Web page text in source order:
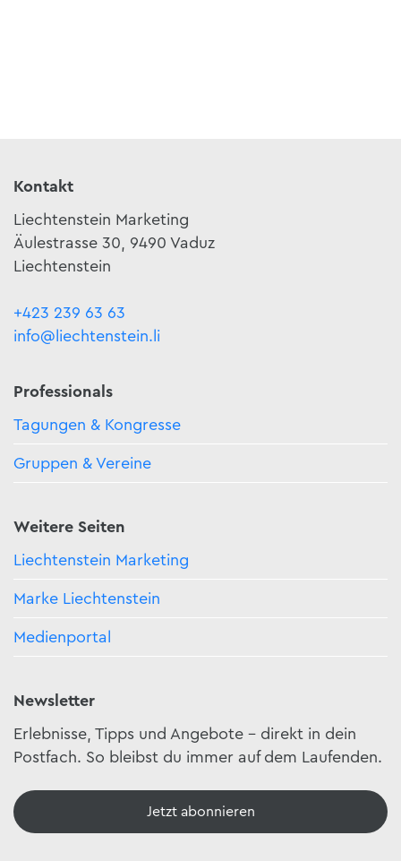
Kontakt
Liechtenstein Marketing
Äulestrasse 30, 9490 Vaduz
Liechtenstein
+423 239 63 63
info@liechtenstein.li
Professionals
Tagungen & Kongresse
Gruppen & Vereine
Weitere Seiten
Liechtenstein Marketing
Marke Liechtenstein
Medienportal
Newsletter
Erlebnisse, Tipps und Angebote – direkt in dein
Postfach. So bleibst du immer auf dem Laufenden.
Jetzt abonnieren